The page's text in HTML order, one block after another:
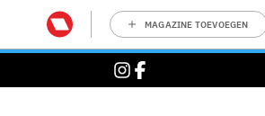
MAGAZINE TOEVOEGEN